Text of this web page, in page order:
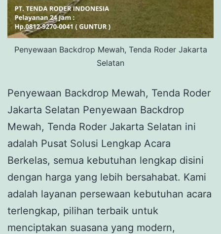
Penyewaan Backdrop Mewah, Tenda Roder Jakarta
Selatan
Penyewaan Backdrop Mewah, Tenda Roder
Jakarta Selatan Penyewaan Backdrop
Mewah, Tenda Roder Jakarta Selatan ini
adalah Pusat Solusi Lengkap Acara
Berkelas, semua kebutuhan lengkap disini
dengan harga yang lebih bersahabat. Kami
adalah layanan persewaan kebutuhan acara
terlengkap, pilihan terbaik untuk
menciptakan suasana yang modern,